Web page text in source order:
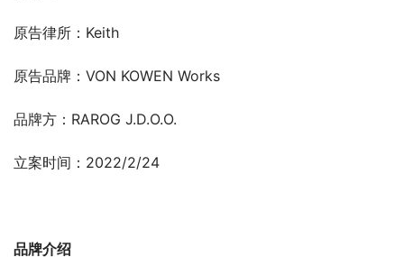
原告律所：Keith
原告品牌：VON KOWEN Works
品牌方：RAROG J.D.O.O.
立案时间：2022/2/24
品牌介绍